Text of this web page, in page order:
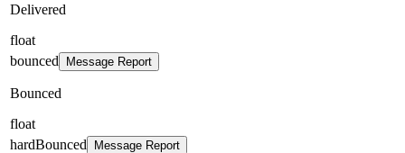
Delivered
float
bounced
Message Report
Bounced
float
hardBounced
Message Report